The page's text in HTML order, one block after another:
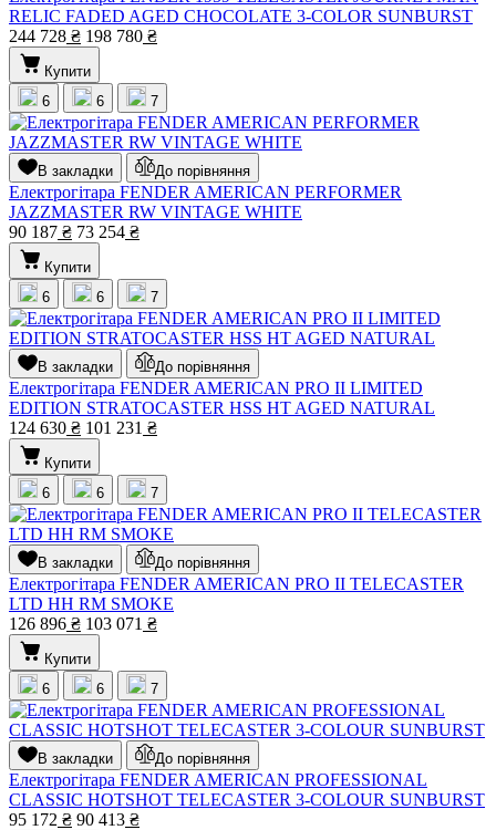
RELIC FADED AGED CHOCOLATE 3-COLOR SUNBURST
244 728 ₴ 198 780 ₴
Купити
6
6 7
В закладки До порівняння
Електрогітара FENDER AMERICAN PERFORMER
JAZZMASTER RW VINTAGE WHITE
90 187 ₴ 73 254 ₴
Купити
6
6 7
В закладки До порівняння
Електрогітара FENDER AMERICAN PRO II LIMITED
EDITION STRATOCASTER HSS HT AGED NATURAL
124 630 ₴ 101 231 ₴
Купити
6
6 7
В закладки До порівняння
Електрогітара FENDER AMERICAN PRO II TELECASTER
LTD HH RM SMOKE
126 896 ₴ 103 071 ₴
Купити
6
6 7
В закладки До порівняння
Електрогітара FENDER AMERICAN PROFESSIONAL
CLASSIC HOTSHOT TELECASTER 3-COLOUR SUNBURST
95 172 ₴ 90 413 ₴